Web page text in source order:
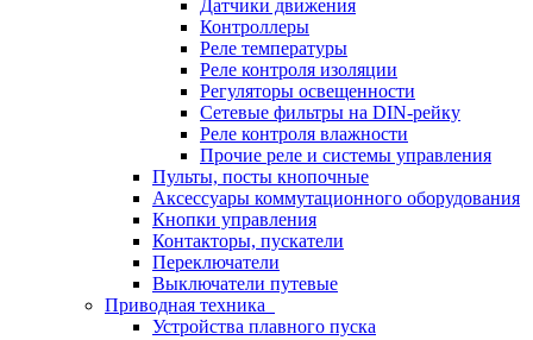
Датчики движения
Контроллеры
Реле температуры
Реле контроля изоляции
Регуляторы освещенности
Сетевые фильтры на DIN-рейку
Реле контроля влажности
Прочие реле и системы управления
Пульты, посты кнопочные
Аксессуары коммутационного оборудования
Кнопки управления
Контакторы, пускатели
Переключатели
Выключатели путевые
Приводная техника
Устройства плавного пуска